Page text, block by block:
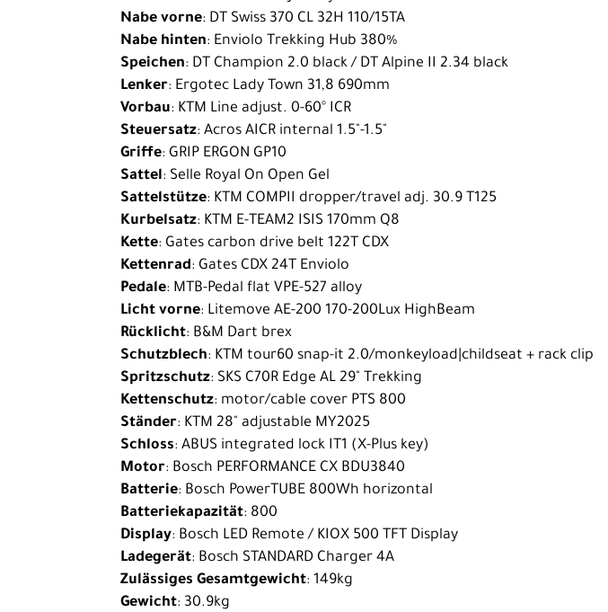
Nabe vorne: DT Swiss 370 CL 32H 110/15TA
Nabe hinten: Enviolo Trekking Hub 380%
Speichen: DT Champion 2.0 black / DT Alpine II 2.34 black
Lenker: Ergotec Lady Town 31,8 690mm
Vorbau: KTM Line adjust. 0-60° ICR
Steuersatz: Acros AICR internal 1.5"-1.5"
Griffe: GRIP ERGON GP10
Sattel: Selle Royal On Open Gel
Sattelstütze: KTM COMPII dropper/travel adj. 30.9 T125
Kurbelsatz: KTM E-TEAM2 ISIS 170mm Q8
Kette: Gates carbon drive belt 122T CDX
Kettenrad: Gates CDX 24T Enviolo
Pedale: MTB-Pedal flat VPE-527 alloy
Licht vorne: Litemove AE-200 170-200Lux HighBeam
Rücklicht: B&M Dart brex
Schutzblech: KTM tour60 snap-it 2.0/monkeyload|childseat + rack clip
Spritzschutz: SKS C70R Edge AL 29" Trekking
Kettenschutz: motor/cable cover PTS 800
Ständer: KTM 28" adjustable MY2025
Schloss: ABUS integrated lock IT1 (X-Plus key)
Motor: Bosch PERFORMANCE CX BDU3840
Batterie: Bosch PowerTUBE 800Wh horizontal
Batteriekapazität: 800
Display: Bosch LED Remote / KIOX 500 TFT Display
Ladegerät: Bosch STANDARD Charger 4A
Zulässiges Gesamtgewicht: 149kg
Gewicht: 30.9kg